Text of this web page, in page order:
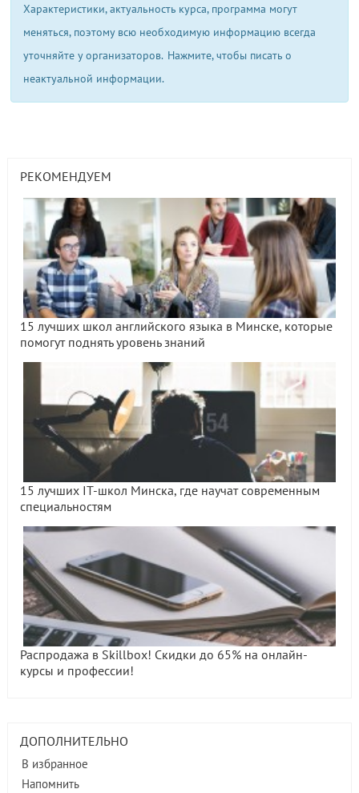
Характеристики, актуальность курса, программа могут
меняться, поэтому всю необходимую информацию всегда
уточняйте у организаторов. Нажмите, чтобы писать о
неактуальной информации.
РЕКОМЕНДУЕМ
15 лучших школ английского языка в Минске, которые
помогут поднять уровень знаний
15 лучших IT-школ Минска, где научат современным
специальностям
Распродажа в Skillbox! Скидки до 65% на онлайн-
курсы и профессии!
ДОПОЛНИТЕЛЬНО
В избранное
Напомнить